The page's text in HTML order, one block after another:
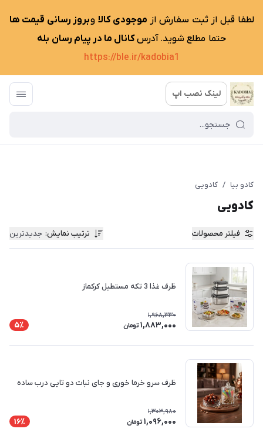
لطفا قبل از ثبت سفارش از موجودی کالا وبروز رسانی قیمت ها
حتما مطلع شوید. آدرسکانال ما در پیام رسان بله
https://ble.ir/kadobia1
لینک نصب اپ
کادو بیا / کادویی
کادویی
فیلتر محصولات ترتیب نمایش: جدیدترین
ظرف غذا 3 تکه مستطیل کرکماز
1,968,330
1,883,000 تومان 5٪
ظرف سرو خرما خوری و جای نبات دو تایی درب ساده
1,303,980
1,096,000 تومان 16٪